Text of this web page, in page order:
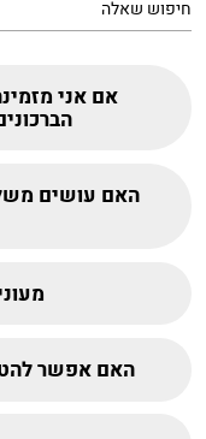
אם אני
האם עושים
האם אפשר